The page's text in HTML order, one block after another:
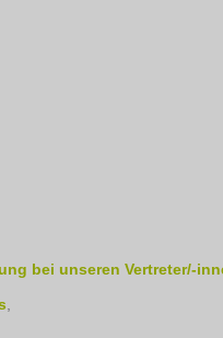
bei unseren Vertreter/-
,